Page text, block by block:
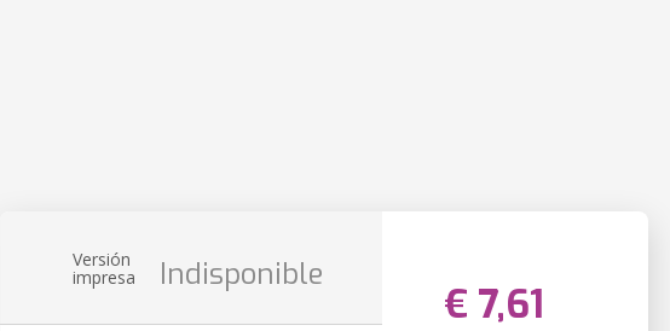
Versión
impresa Indisponible
€ 7,61